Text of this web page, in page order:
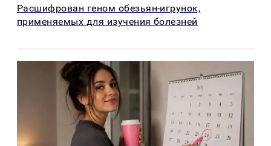
Расшифрован геном обезьян-игрунок,
применяемых для изучения болезней